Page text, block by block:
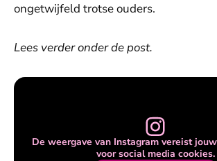
ongetwijfeld trotse ouders.
Lees verder onder de post.
De weergave van Instagram vereist
voor social media cookies.